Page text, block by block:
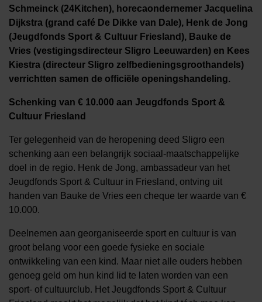
Schmeinck (24Kitchen), horecaondernemer Jacquelina
Dijkstra (grand café De Dikke van Dale), Henk de Jong
(Jeugdfonds Sport & Cultuur Friesland), Bauke de
Vries (vestigingsdirecteur Sligro Leeuwarden) en Kees
Kiestra (directeur Sligro zelfbedieningsgroothandels)
verrichtten samen de officiële openingshandeling.
Schenking van € 10.000 aan Jeugdfonds Sport &
Cultuur Friesland
Ter gelegenheid van de heropening deed Sligro een
schenking aan een belangrijk sociaal-maatschappelijke
doel in de regio. Henk de Jong, ambassadeur van het
Jeugdfonds Sport & Cultuur in Friesland, ontving uit
handen van Bauke de Vries een cheque ter waarde van €
10.000.
Deelnemen aan georganiseerde sport en cultuur is van
groot belang voor een goede fysieke en sociale
ontwikkeling van een kind. Maar niet alle ouders hebben
genoeg geld om hun kind lid te laten worden van een
sport- of cultuurclub. Het Jeugdfonds Sport & Cultuur